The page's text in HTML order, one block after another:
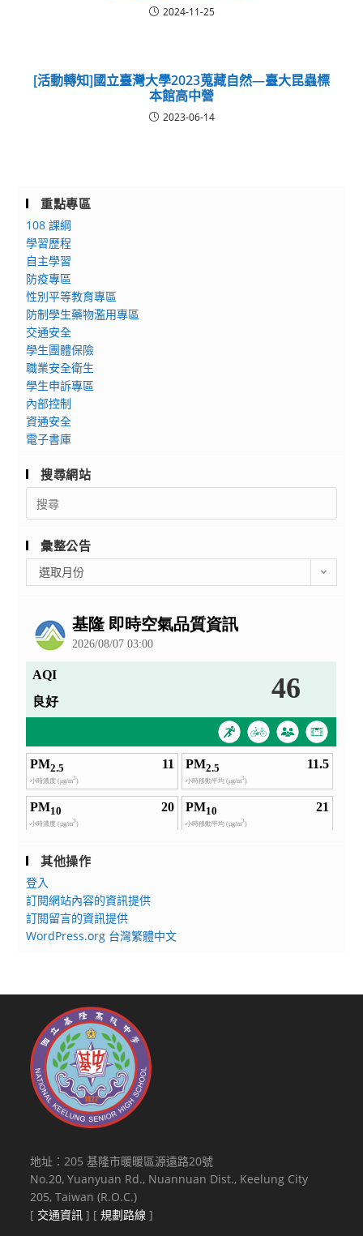
2024-11-25
[活動轉知]國立臺灣大學2023蒐藏自然—臺大昆蟲標
本館高中營
2023-06-14
重點專區
108 課綱
學習歷程
自主學習
防疫專區
性別平等教育專區
防制學生藥物濫用專區
交通安全
學生團體保險
職業安全衛生
學生申訴專區
內部控制
資通安全
電子書庫
搜尋網站
Search
for:
彙整公告
整
選取月份
其他操作
登入
訂閱網站內容的資訊提供
訂閱留言的資訊提供
WordPress.org 台灣繁體中文
地址：205 基隆市暖暖區源遠路20號
No.20, Yuanyuan Rd., Nuannuan Dist., Keelung City
205, Taiwan (R.O.C.)
[ 交通資訊 ] [規劃路線 ]